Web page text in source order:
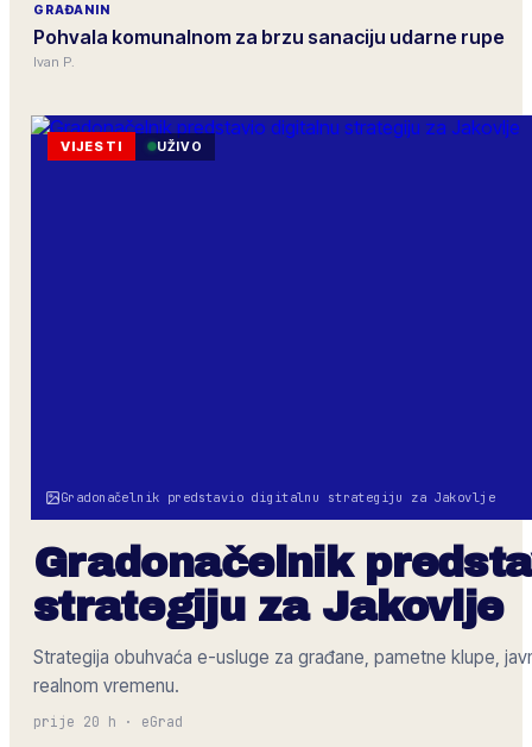
GRAĐANIN
Pohvala komunalnom za brzu sanaciju udarne rupe
Ivan P.
Gradonačelnik predstavio digitalnu strategiju za Jakovlje
VIJESTI UŽIVO
Gradonačelnik
strategiju za Jakovlje
Strategija obuhvaća e-usluge za građane, pametne klupe,
realnom vremenu.
prije 20 h · eGrad